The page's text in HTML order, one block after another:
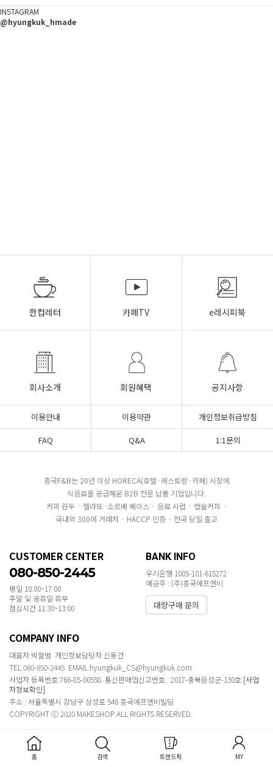
INSTAGRAM
@hyungkuk_hmade
한컵레터 카페TV e레시피북
회사소개 회원혜택 공지사항
이용안내 이용약관
개인정보취급방침
FAQ
Q&A 1:1문의
흥국F&B는 20년 이상 HORECA(호텔·레스토랑·카페) 시장에
식음료를 공급해온 B2B 전문 납품 기업입니다.
커피 원두 · 젤라또·소르베 베이스 · 음료 시럽 · 캡슐커피 ·
국내외 300여 거래처 · HACCP 인증 · 전국 당일 출고
CUSTOMER CENTER
080-850-2445
평일 10:00~17:00
주말 및 공휴일 휴무
점심시간 11:30~13:00
BANK INFO
우리은행 1005-101-615272
예금주 : (주)흥국에프엔비
대량구매 문의
COMPANY INFO
대표자:박철범 개인정보담당자:신동건
TEL:080-850-2445 EMAIL:hyungkuk_CS@hyungkuk.com
사업자 등록번호:766-85-00558 통신판매업신고번호 : 2017-충북음성군-130호 [사업
자정보확인]
주소 : 서울특별시 강남구 삼성로 546 흥국에프엔비빌딩
COPYRIGHT ⓒ 2020 MAKESHOP ALL RIGHTS RESERVED.
홈 검색 트렌드픽 MY